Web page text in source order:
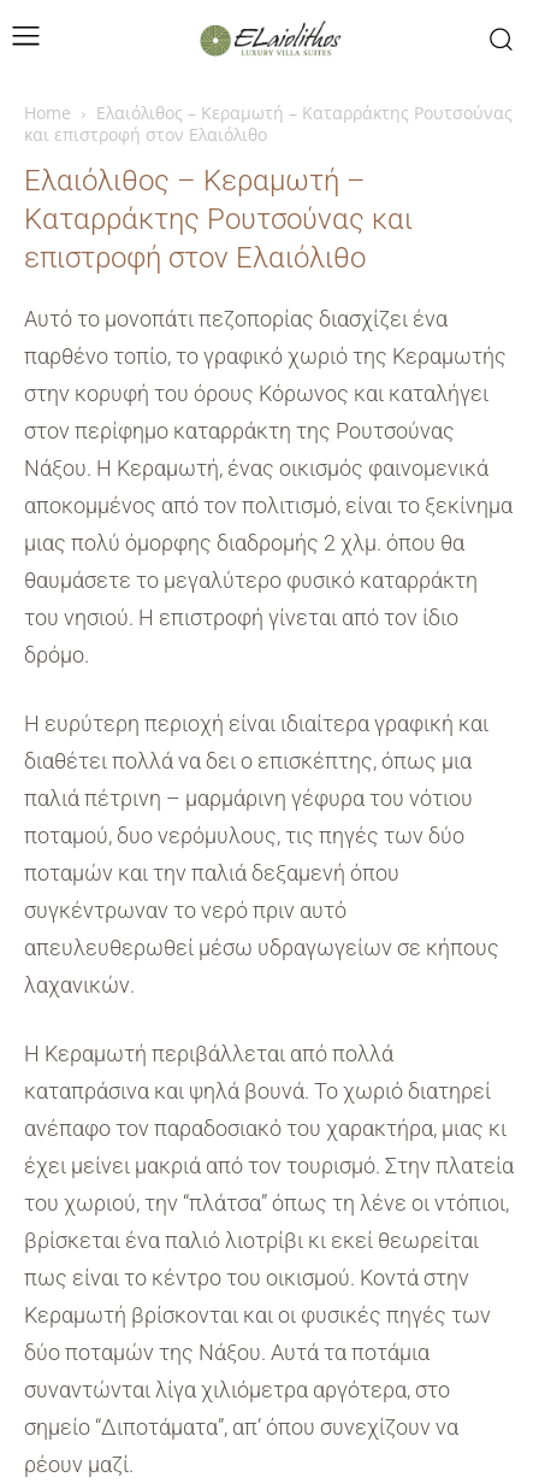
Home
Ελαιόλιθος – Κεραμωτή – Καταρράκτης Ρουτσούνας
και επιστροφή στον Ελαιόλιθο
Ελαιόλιθος – Κεραμωτή –
Καταρράκτης Ρουτσούνας και
επιστροφή στον Ελαιόλιθο
Αυτό το μονοπάτι πεζοπορίας διασχίζει ένα
παρθένο τοπίο, το γραφικό χωριό της Κεραμωτής
στην κορυφή του όρους Κόρωνος και καταλήγει
στον περίφημο καταρράκτη της Ρουτσούνας
Νάξου. Η Κεραμωτή, ένας οικισμός φαινομενικά
αποκομμένος από τον πολιτισμό, είναι το ξεκίνημα
μιας πολύ όμορφης διαδρομής 2 χλμ. όπου θα
θαυμάσετε το μεγαλύτερο φυσικό καταρράκτη
του νησιού. Η επιστροφή γίνεται από τον ίδιο
δρόμο.
Η ευρύτερη περιοχή είναι ιδιαίτερα γραφική και
διαθέτει πολλά να δει ο επισκέπτης, όπως μια
παλιά πέτρινη – μαρμάρινη γέφυρα του νότιου
ποταμού, δυο νερόμυλους, τις πηγές των δύο
ποταμών και την παλιά δεξαμενή όπου
συγκέντρωναν το νερό πριν αυτό
απευλευθερωθεί μέσω υδραγωγείων σε κήπους
λαχανικών.
Η Κεραμωτή περιβάλλεται από πολλά
καταπράσινα και ψηλά βουνά. Το χωριό διατηρεί
ανέπαφο τον παραδοσιακό του χαρακτήρα, μιας κι
έχει μείνει μακριά από τον τουρισμό. Στην πλατεία
του χωριού, την “πλάτσα” όπως τη λένε οι ντόπιοι,
βρίσκεται ένα παλιό λιοτρίβι κι εκεί θεωρείται
πως είναι το κέντρο του οικισμού. Κοντά στην
Κεραμωτή βρίσκονται και οι φυσικές πηγές των
δύο ποταμών της Νάξου. Αυτά τα ποτάμια
συναντώνται λίγα χιλιόμετρα αργότερα, στο
σημείο “Διποτάματα”, απ’ όπου συνεχίζουν να
ρέουν μαζί.